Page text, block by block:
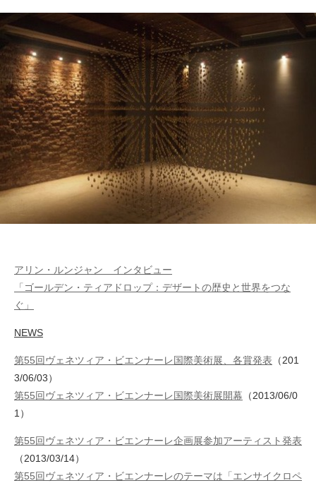
アリン・ルンジャン インタビュー
「ゴールデン・ティアドロップ：デザートの歴史と世界をつな
ぐ」
NEWS
第55回ヴェネツィア・ビエンナーレ国際美術展、各賞発表 （201
3/06/03）
第55回ヴェネツィア・ビエンナーレ国際美術展開幕 （2013/06/0
1）
第55回ヴェネツィア・ビエンナーレ企画展参加アーティスト発表
（2013/03/14）
第55回ヴェネツィア・ビエンナーレのテーマは「エンサイクロペ